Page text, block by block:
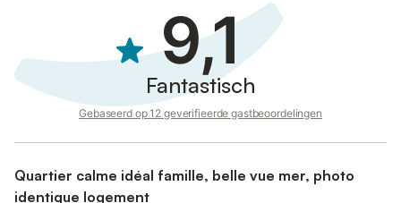
9,1
Fantastisch
Gebaseerd op 12 geverifieerde gastbeoordelingen
Quartier calme idéal famille, belle vue mer, photo
identique logement